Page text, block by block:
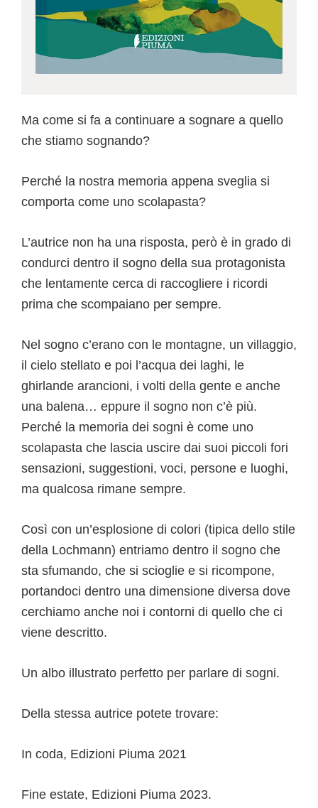
Ma come si fa a continuare a sognare a quello
che stiamo sognando?
Perché la nostra memoria appena sveglia si
comporta come uno scolapasta?
L’autrice non ha una risposta, però è in grado di
condurci dentro il sogno della sua protagonista
che lentamente cerca di raccogliere i ricordi
prima che scompaiano per sempre.
Nel sogno c’erano con le montagne, un villaggio,
il cielo stellato e poi l’acqua dei laghi, le
ghirlande arancioni, i volti della gente e anche
una balena… eppure il sogno non c’è più.
Perché la memoria dei sogni è come uno
scolapasta che lascia uscire dai suoi piccoli fori
sensazioni, suggestioni, voci, persone e luoghi,
ma qualcosa rimane sempre.
Così con un’esplosione di colori (tipica dello stile
della Lochmann) entriamo dentro il sogno che
sta sfumando, che si scioglie e si ricompone,
portandoci dentro una dimensione diversa dove
cerchiamo anche noi i contorni di quello che ci
viene descritto.
Un albo illustrato perfetto per parlare di sogni.
Della stessa autrice potete trovare:
In coda, Edizioni Piuma 2021
Fine estate, Edizioni Piuma 2023.